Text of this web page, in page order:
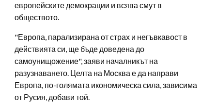
европейските демокрации и всява смут в
обществото.
"Европа, парализирана от страх и негъвкавост в
действията си, ще бъде доведена до
самоунищожение", заяви началникът на
разузнаването. Целта на Москва е да направи
Европа, по-голямата икономическа сила, зависима
от Русия, добави той.